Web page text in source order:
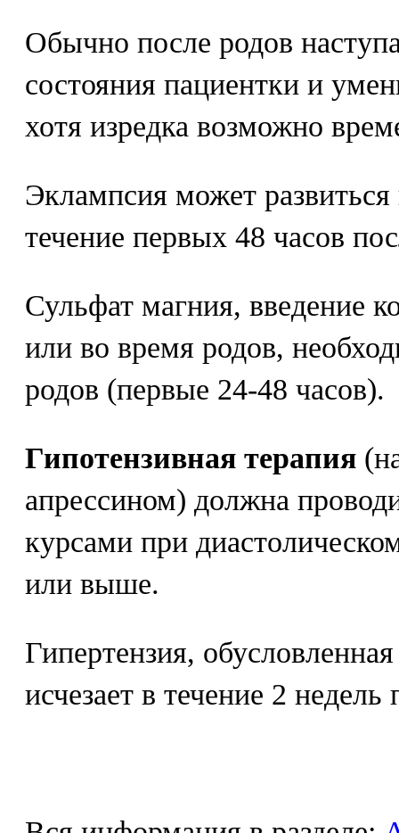
Обычно после родов
состояния пациентки и
хотя изредка возможно
Эклампсия может
течение первых 48 часов
Сульфат магния, введение
или во время родов,
родов (первые 24-48 часов).
Гипотензивная терапия
апрессином) должна
курсами при
или выше.
Гипертензия,
исчезает в течение 2 недель